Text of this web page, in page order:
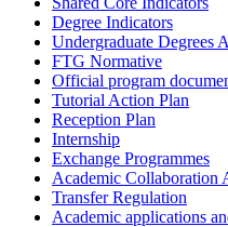
Degree Indicators
Undergraduate Degrees
FTG Normative
Official program
Tutorial Action Plan
Reception Plan
Internship
Exchange Programmes
Academic Collaboration
Transfer Regulation
Academic applications